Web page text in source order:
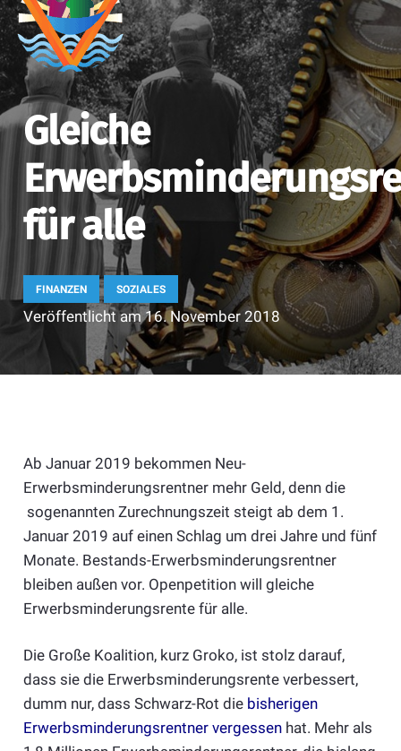
Gleiche
für alle
FINANZEN SOZIALES
Veröffentlicht am16. November 2018
Ab Januar 2019 bekommen Neu-
Erwerbsminderungsrentner mehr Geld, denn die
sogenannten Zurechnungszeit steigt ab dem 1.
Januar 2019 auf einen Schlag um drei Jahre und fünf
Monate. Bestands-Erwerbsminderungsrentner
bleiben außen vor. Openpetition will gleiche
Erwerbsminderungsrente für alle.
Die Große Koalition, kurz Groko, ist stolz darauf,
dass sie die Erwerbsminderungsrente verbessert,
dumm nur, dass Schwarz-Rot die bisherigen
Erwerbsminderungsrentner vergessenhat. Mehr als